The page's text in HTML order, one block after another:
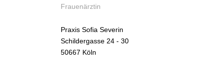
Frauenärztin
Praxis Sofia Severin
Schildergasse 24 - 30
50667 Köln